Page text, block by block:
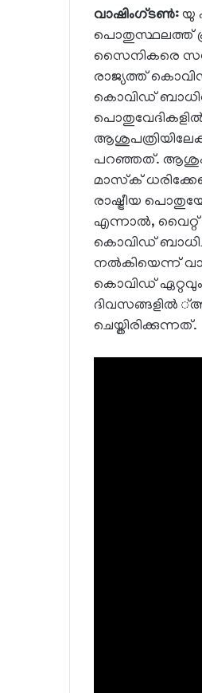
വാഷിംഗ്ടണ്‍: യു
പൊതുസ്ഥലത്ത്
സൈനികരെ
രാജ്യത്ത് കൊവിഡ്
കൊവിഡ്
പൊതുവേദികളില്‍
പറഞ്ഞത്.
മാസ്‌ക്
രാഷ്ട്രീയ
എന്നാല്‍, വൈറ്റ്
കൊവിഡ്
നല്‍കിയെന്ന്
കൊവിഡ് ഏറ്റവും
ദിവസങ്ങളില്‍
ചെയ്തിരിക്കുന്നത്.